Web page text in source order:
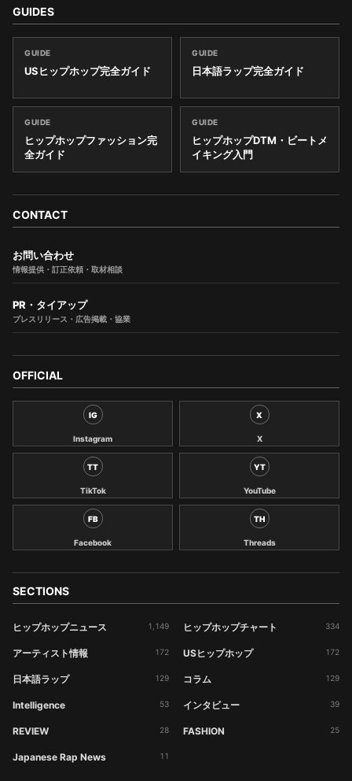
GUIDES
GUIDE
USヒップホップ完全ガイド
GUIDE
日本語ラップ完全ガイド
GUIDE
ヒップホップファッション完
全ガイド
GUIDE
ヒップホップDTM・ビートメ
イキング入門
CONTACT
お問い合わせ
情報提供・訂正依頼・取材相談
PR・タイアップ
プレスリリース・広告掲載・協業
OFFICIAL
IG
Instagram
X
X
TT
TikTok
YT
YouTube
FB
Facebook
TH
Threads
SECTIONS
ヒップホップニュース 1,149 ヒップホップチャート 334
アーティスト情報 172 USヒップホップ 172
日本語ラップ 129 コラム 129
Intelligence 53 インタビュー 39
REVIEW 28 FASHION 25
Japanese Rap News 11